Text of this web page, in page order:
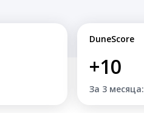
DuneScore
+10
За 3 месяца: